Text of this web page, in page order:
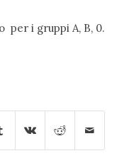
per i gruppi A, B, 0.